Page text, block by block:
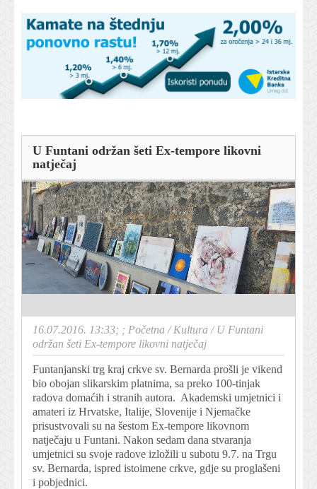
U Funtani održan šeti Ex-tempore likovni
natječaj
16.07.2016. 13:33; ; Početna /Kultura /U Funtani
održan šeti Ex-tempore likovni natječaj
Funtanjanski trg kraj crkve sv. Bernarda prošli je vikend
bio obojan slikarskim platnima, sa preko 100-tinjak
radova domaćih i stranih autora. Akademski umjetnici i
amateri iz Hrvatske, Italije, Slovenije i Njemačke
prisustvovali su na šestom Ex-tempore likovnom
natječaju u Funtani. Nakon sedam dana stvaranja
umjetnici su svoje radove izložili u subotu 9.7. na Trgu
sv. Bernarda, ispred istoimene crkve, gdje su proglašeni
i pobjednici.